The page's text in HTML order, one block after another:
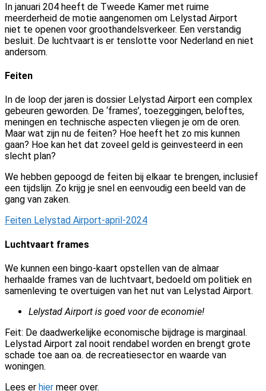
In januari 204 heeft de Tweede Kamer met ruime
meerderheid de motie aangenomen om Lelystad Airport
niet te openen voor groothandelsverkeer. Een verstandig
besluit. De luchtvaart is er tenslotte voor Nederland en niet
andersom.
Feiten
In de loop der jaren is dossier Lelystad Airport een complex
gebeuren geworden. De ‘frames’, toezeggingen, beloftes,
meningen en technische aspecten vliegen je om de oren.
Maar wat zijn nu de feiten? Hoe heeft het zo mis kunnen
gaan? Hoe kan het dat zoveel geld is geinvesteerd in een
slecht plan?
We hebben gepoogd de feiten bij elkaar te brengen, inclusief
een tijdslijn. Zo krijg je snel en eenvoudig een beeld van de
gang van zaken.
Feiten Lelystad Airport-april-2024
Luchtvaart frames
We kunnen een bingo-kaart opstellen van de almaar
herhaalde frames van de luchtvaart, bedoeld om politiek en
samenleving te overtuigen van het nut van Lelystad Airport.
Lelystad Airport is goed voor de economie!
Feit: De daadwerkelijke economische bijdrage is marginaal.
Lelystad Airport zal nooit rendabel worden en brengt grote
schade toe aan oa. de recreatiesector en waarde van
woningen.
Lees er hier meer over.